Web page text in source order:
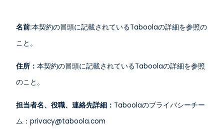
名前:本契約の冒頭に記載されているTaboolaの詳細を参照の
こと。
住所： 本契約の冒頭に記載されているTaboolaの詳細を参照
のこと。
担当者名、役職、連絡先詳細： Taboolaのプライバシーチー
ム：privacy@taboola.com